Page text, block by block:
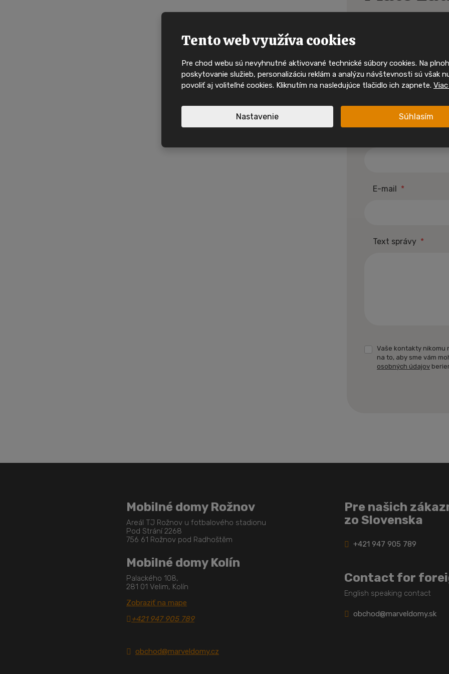
dom?
Meno a priezvisko *
E-mail *
Text správy *
Vaše kontakty nikomu
na to, aby sme vám
osobných údajov
Mobilné domy Rožnov
Areál TJ Rožnov u fotbalového stadionu
Pod Strání 2268
756 61 Rožnov pod Radhoštěm
Mobilné domy Kolín
Palackého 108,
281 01 Velim, Kolín
Zobraziť na mape
+421 947 905 789
obchod@marveldomy.cz
Pre našich
zo Slovenska
+421 947 905 789
Contact for
English speaking contact
obchod@marveldomy.sk
Tento web využíva cookies
Pre chod webu sú nevyhnutné aktivované technické súbory cookies. Na
poskytovanie služieb, personalizáciu reklám a analýzu návštevnosti sú však
povoliť aj voliteľné cookies. Kliknutím na nasledujúce tlačidlo ich zapnete.
Nastavenie Súhlasím
Buďte mezi
Ty nejzajímavější mobilní domy
svého majitele velmi rychle.
sociálních sítích a mějte
Sledujte nás na
Sledujte nás na